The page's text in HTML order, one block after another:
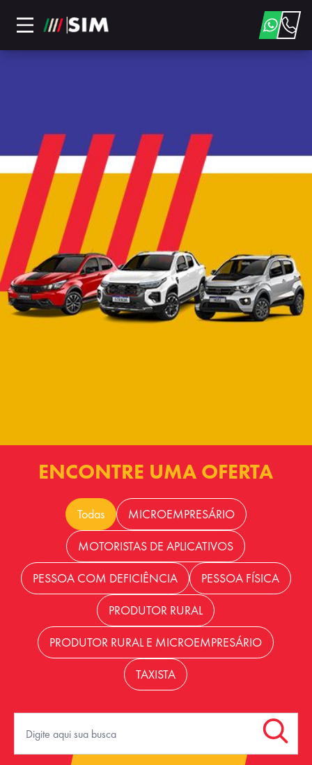
ENCONTRE UMA OFERTA
Todas MICROEMPRESÁRIO
MOTORISTAS DE APLICATIVOS
PESSOA COM DEFICIÊNCIA PESSOA FÍSICA
PRODUTOR RURAL
PRODUTOR RURAL E MICROEMPRESÁRIO
TAXISTA